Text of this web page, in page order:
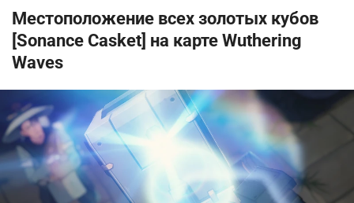
Местоположение всех золотых кубов
[Sonance Casket] на карте Wuthering
Waves